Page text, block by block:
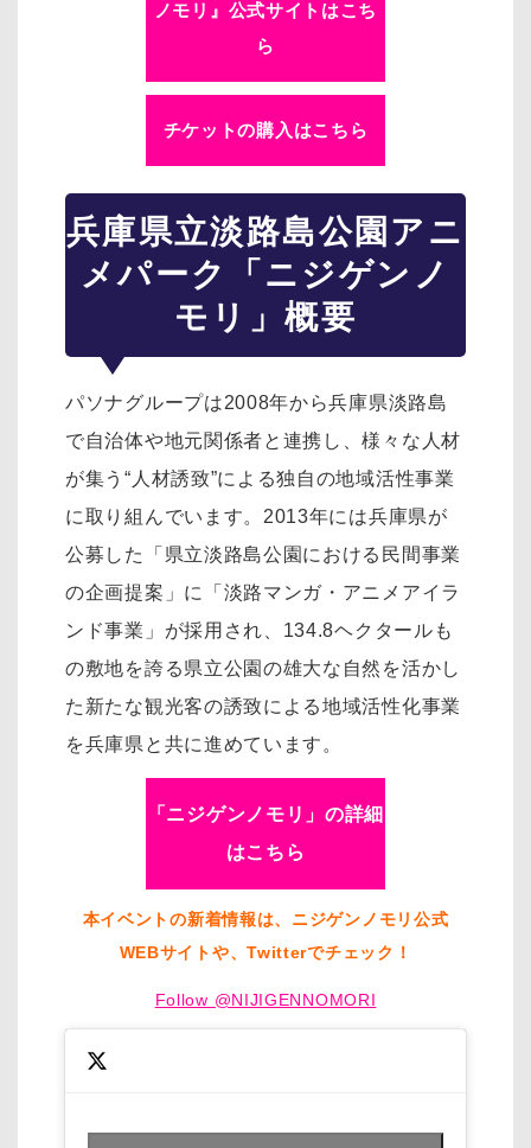
ノモリ』公式サイトはこち
ら
チケットの購入はこちら
兵庫県立淡路島公園アニ
メパーク「ニジゲンノ
モリ」概要
パソナグループは2008年から兵庫県淡路島
で自治体や地元関係者と連携し、様々な人材
が集う“人材誘致”による独自の地域活性事業
に取り組んでいます。2013年には兵庫県が
公募した「県立淡路島公園における民間事業
の企画提案」に「淡路マンガ・アニメアイラ
ンド事業」が採用され、134.8ヘクタールも
の敷地を誇る県立公園の雄大な自然を活かし
た新たな観光客の誘致による地域活性化事業
を兵庫県と共に進めています。
「ニジゲンノモリ」の詳細
はこちら
本イベントの新着情報は、ニジゲンノモリ公式
WEBサイトや、Twitterでチェック！
Follow @NIJIGENNOMORI